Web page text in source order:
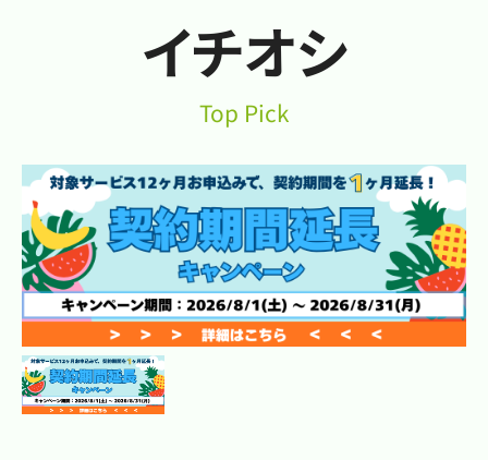
イチオシ
Top Pick